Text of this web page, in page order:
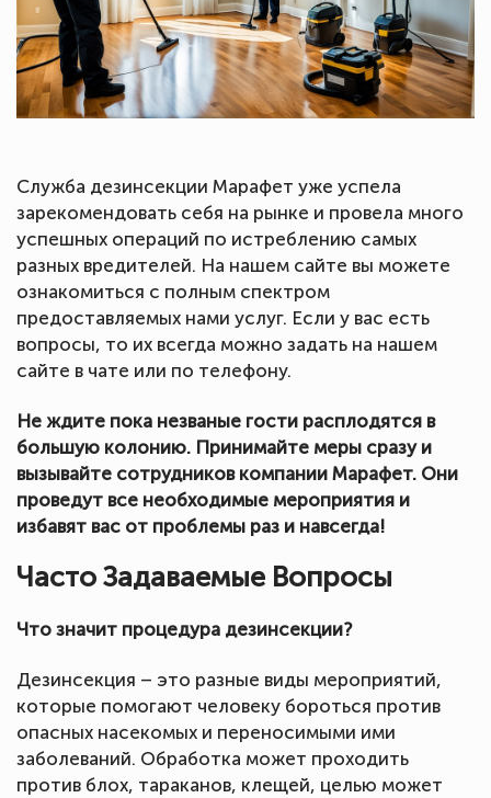
Служба дезинсекции Марафет уже успела
зарекомендовать себя на рынке и провела много
успешных операций по истреблению самых
разных вредителей. На нашем сайте вы можете
ознакомиться с полным спектром
предоставляемых нами услуг. Если у вас есть
вопросы, то их всегда можно задать на нашем
сайте в чате или по телефону.
Не ждите пока незваные гости расплодятся в
большую колонию. Принимайте меры сразу и
вызывайте сотрудников компании Марафет. Они
проведут все необходимые мероприятия и
избавят вас от проблемы раз и навсегда!
Часто Задаваемые Вопросы
Что значит процедура дезинсекции?
Дезинсекция – это разные виды мероприятий,
которые помогают человеку бороться против
опасных насекомых и переносимыми ими
заболеваний. Обработка может проходить
против блох, тараканов, клещей, целью может